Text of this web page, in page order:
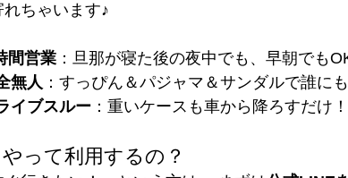
れちゃいます♪
間営業 ：旦那が寝た後の夜中でも、早朝でも
無人 ：すっぴん＆パジャマ＆サンダルで誰に
イブスルー ：重いケースも車から降ろすだけ！
って利用するの？